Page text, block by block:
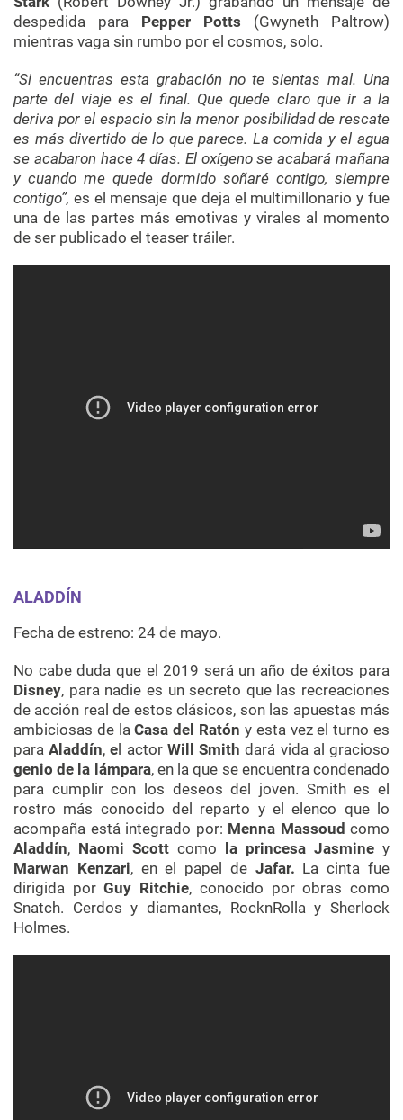
despedida para Pepper Potts (Gwyneth Paltrow)
mientras vaga sin rumbo por el cosmos, solo.
“Si encuentras esta grabación no te sientas mal. Una
parte del viaje es el final. Que quede claro que ir a la
deriva por el espacio sin la menor posibilidad de rescate
es más divertido de lo que parece. La comida y el agua
se acabaron hace 4 días. El oxígeno se acabará mañana
y cuando me quede dormido soñaré contigo, siempre
contigo”, es el mensaje que deja el multimillonario y fue
una de las partes más emotivas y virales al momento
de ser publicado el teaser tráiler.
ALADDÍN
Fecha de estreno: 24 de mayo.
No cabe duda que el 2019 será un año de éxitos para
Disney, para nadie es un secreto que las recreaciones
de acción real de estos clásicos, son las apuestas más
ambiciosas de laCasa del Ratón y esta vez el turno es
paraAladdín, e l actor Will Smithdará vida al gracioso
genio de la lámpara, en la que se encuentra condenado
para cumplir con los deseos del joven. Smith es el
rostro más conocido del reparto y el elenco que lo
acompaña está integrado por: Menna Massoud como
Aladdín, Naomi Scott como la princesa Jasmine y
Marwan Kenzari, en el papel de Jafar. La cinta fue
dirigida porGuy Ritchie, conocido por obras como
Snatch. Cerdos y diamantes, RocknRolla y Sherlock
Holmes.